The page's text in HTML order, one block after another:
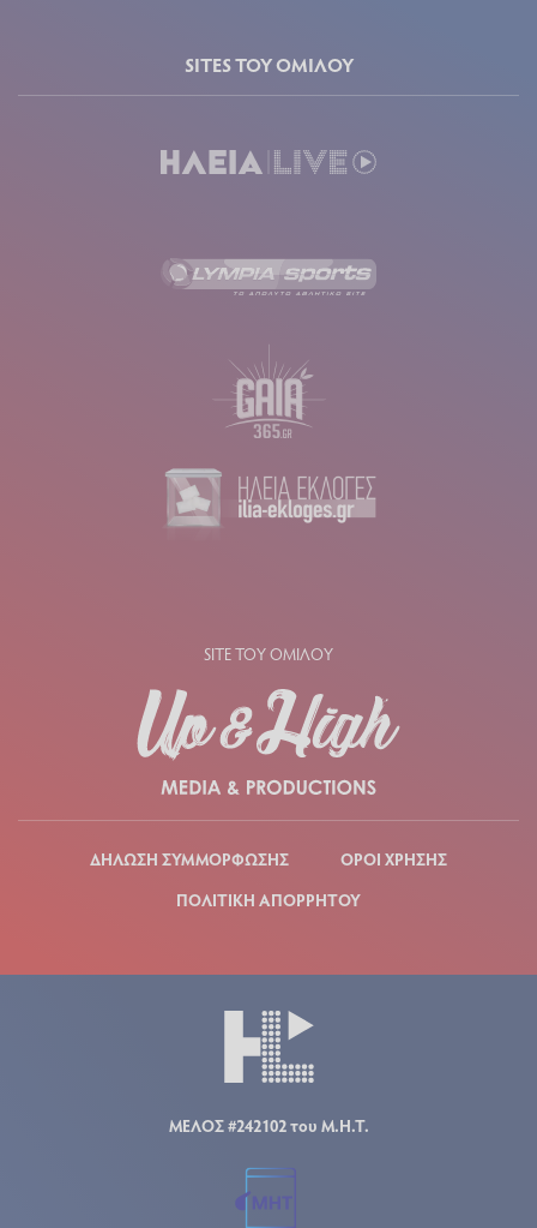
SITES ΤΟΥ ΟΜΙΛΟΥ
SITE ΤΟΥ ΟΜΙΛΟΥ
ΔΗΛΩΣΗ ΣΥΜΜΟΡΦΩΣΗΣ
ΟΡΟΙ ΧΡΗΣΗΣ
ΠΟΛΙΤΙΚΗ ΑΠΟΡΡΗΤΟΥ
ΜΕΛΟΣ #242102 του Μ.Η.Τ.